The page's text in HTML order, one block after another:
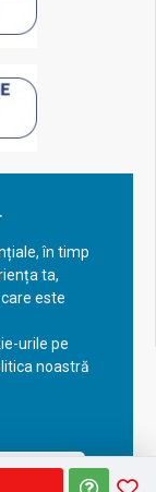
în timp
ta,
este
urile pe
noastră